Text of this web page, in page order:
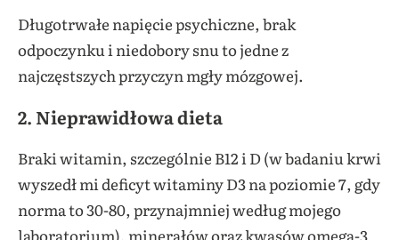
Długotrwałe napięcie psychiczne, brak
odpoczynku i niedobory snu to jedne z
najczęstszych przyczyn mgły mózgowej.
2. Nieprawidłowa dieta
Braki witamin, szczególnie B12 i D (w badaniu krwi
wyszedł mi deficyt witaminy D3 na poziomie 7, gdy
norma to 30-80, przynajmniej według mojego
laboratorium), minerałów oraz kwasów omega-3